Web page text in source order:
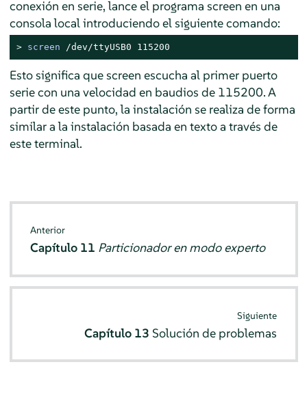
conexión en serie, lance el programa screen en una
consola local introduciendo el siguiente comando:
> screen /dev/ttyUSB0 115200
Esto significa que screen escucha al primer puerto
serie con una velocidad en baudios de 115200. A
partir de este punto, la instalación se realiza de forma
similar a la instalación basada en texto a través de
este terminal.
Anterior
Capítulo 11 Particionador en modo experto
Siguiente
Capítulo 13 Solución de problemas